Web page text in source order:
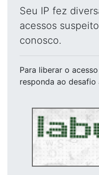
Seu IP fez
acessos
conosco.
Para liberar o acesso
responda ao desafio